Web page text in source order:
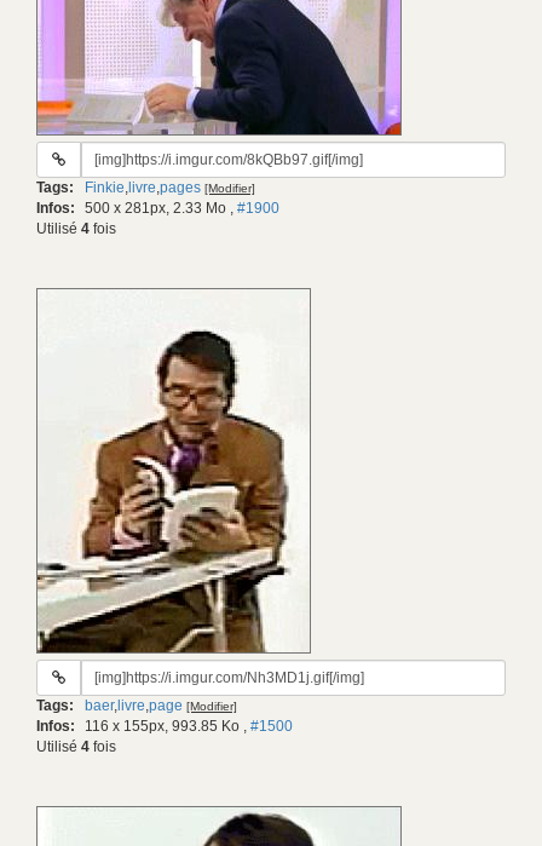
URL
gif:
Tags: Finkie, livre,pages [Modifier]
Infos: 500 x 281px, 2.33 Mo , #1900
Utilisé 4 fois
URL
gif:
Tags: baer, livre,page [Modifier]
Infos: 116 x 155px, 993.85 Ko , #1500
Utilisé 4 fois